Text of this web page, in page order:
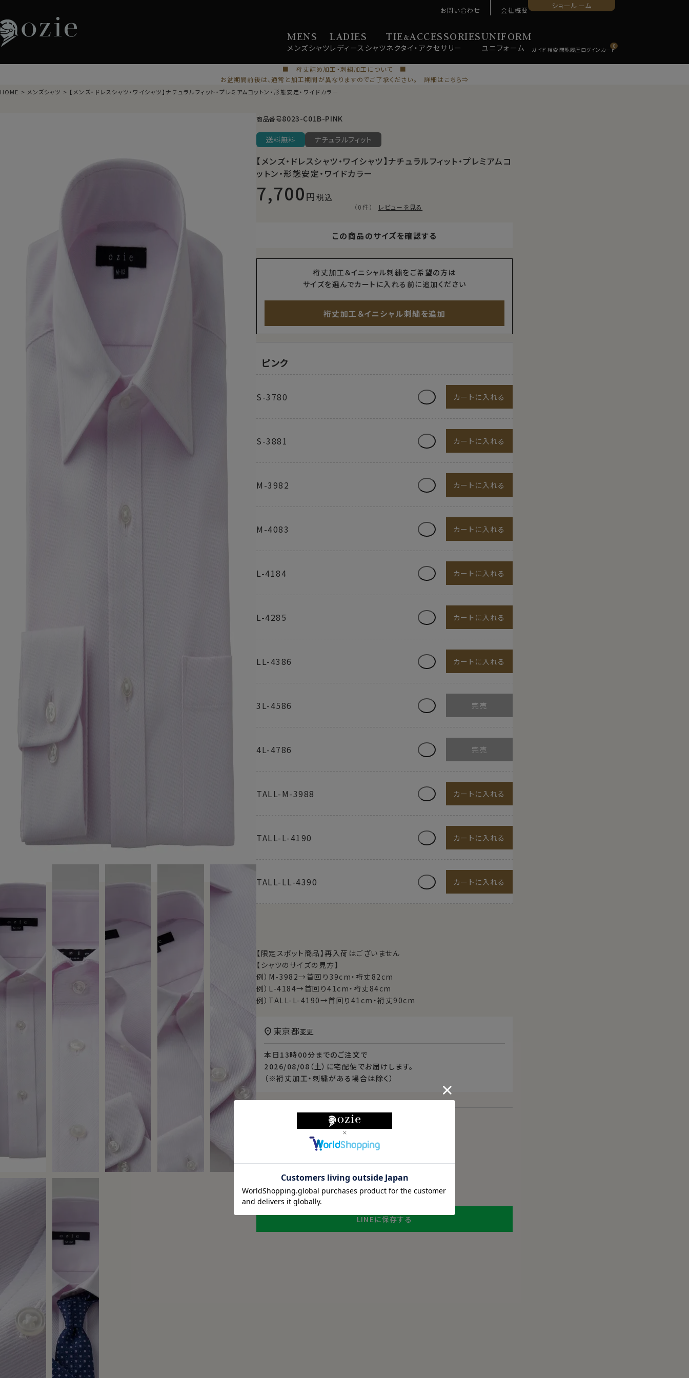
MENS
メンズシャツ
LADIES
レディース シャツ
TIE&ACCESSORIES
ネクタイ・ アクセサリー
UNIFORM
ユニ フォーム
お問い合わせ 会社概要 ショールーム
0
■ 裄丈詰め加工・刺繍加工について ■
お盆期間前後は、通常と加工期間が異なりますのでご了承ください。 詳細はこちら⇒
HOME メンズシャツ 【メンズ・ドレスシャツ・ワイシャツ】ナチュラルフィット・プレミアムコットン・形態安定・ワイドカラー
商品番号8023-C01B-PINK
送料無料 ナチュラルフィット
【メンズ・ドレスシャツ・ワイシャツ】ナチュラルフィット・プレミアムコ
ットン・形態安定・ワイドカラー
7,700 税込
（0件） レビューを見る
この商品のサイズを確認する
裄丈加工＆イニシャル刺繍をご希望の方は
サイズを選んでカートに入れる前に追加ください
裄丈加工＆イニシャル刺繍を追加
ピンク
S-3780 カートに入れる
S-3881 カートに入れる
M-3982 カートに入れる
M-4083 カートに入れる
L-4184 カートに入れる
L-4285 カートに入れる
LL-4386 カートに入れる
3L-4586
4L-4786
TALL-M-3988 カートに入れる
TALL-L-4190 カートに入れる
TALL-LL-4390 カートに入れる
【限定スポット商品】再入荷はございません
【シャツのサイズの見方】
例）M-3982→首回り39cm・裄丈82cm
例）L-4184→首回り41cm・裄丈84cm
例）TALL-L-4190→首回り41cm・裄丈90cm
本日 13時00分 までのご注文で
2026/08/08（土） に宅配便 でお届けします。
（※裄丈加工・刺繍がある場合は除く）
東京都変更
スタイル・サイズについて詳しく見る
商品についてのお問い合わせ
ギフトラッピングについて
LINEに保存する